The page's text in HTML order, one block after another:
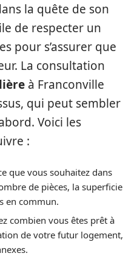
la quête de son
de respecter un
pour s’assurer que
La consultation
à Franconville
qui peut sembler
Voici les
:
que vous souhaitez dans
de pièces, la superficie
en commun.
combien vous êtes prêt à
de votre futur logement,